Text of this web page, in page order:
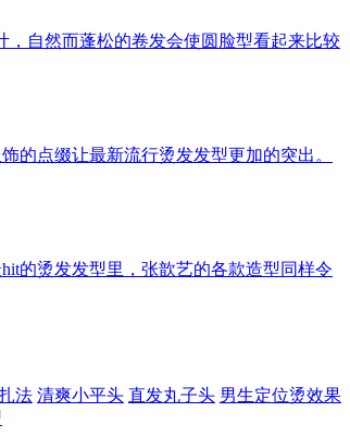
自然而蓬松的卷发会使圆脸型看起来比较
的点缀让最新流行烫发发型更加的突出。
的烫发发型里，张歆艺的各款造型同样令
法 清爽小平头 直发丸子头 男生定位烫效果